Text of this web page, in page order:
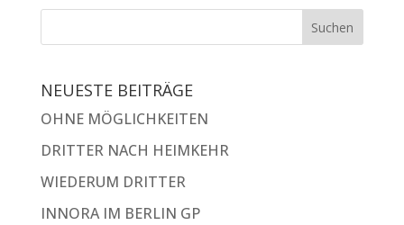
NEUESTE BEITRÄGE
OHNE MÖGLICHKEITEN
DRITTER NACH HEIMKEHR
WIEDERUM DRITTER
INNORA IM BERLIN GP